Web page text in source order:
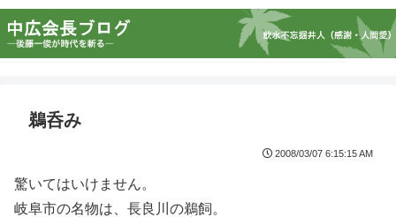
鵜呑み
2008/03/07 6:15:15 AM
驚いてはいけません。
岐阜市の名物は、長良川の鵜飼。